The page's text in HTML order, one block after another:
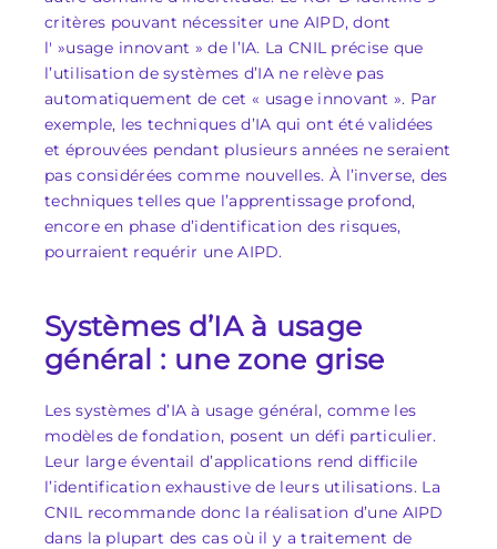
critères pouvant nécessiter une AIPD, dont
l' »usage innovant » de l’IA. La CNIL précise que
l’utilisation de systèmes d’IA ne relève pas
automatiquement de cet « usage innovant ». Par
exemple, les techniques d’IA qui ont été validées
et éprouvées pendant plusieurs années ne seraient
pas considérées comme nouvelles. À l’inverse, des
techniques telles que l’apprentissage profond,
encore en phase d’identification des risques,
pourraient requérir une AIPD.
Systèmes d’IA à usage
général : une zone grise
Les systèmes d’IA à usage général, comme les
modèles de fondation, posent un défi particulier.
Leur large éventail d’applications rend difficile
l’identification exhaustive de leurs utilisations. La
CNIL recommande donc la réalisation d’une AIPD
dans la plupart des cas où il y a traitement de